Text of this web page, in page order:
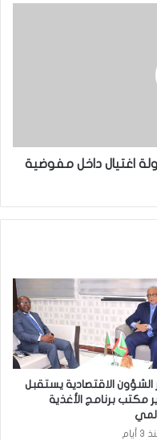
اغتيال داخل مفوضية
الشؤون الاقتصادية يستقبل
مكتب برنامج الأغذية
أيام